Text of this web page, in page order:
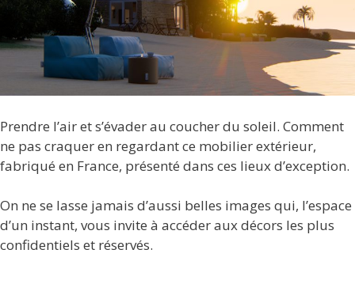
Prendre l’air et s’évader au coucher du soleil. Comment
ne pas craquer en regardant ce mobilier extérieur,
fabriqué en France, présenté dans ces lieux d’exception.
On ne se lasse jamais d’aussi belles images qui, l’espace
d’un instant, vous invite à accéder aux décors les plus
confidentiels et réservés.